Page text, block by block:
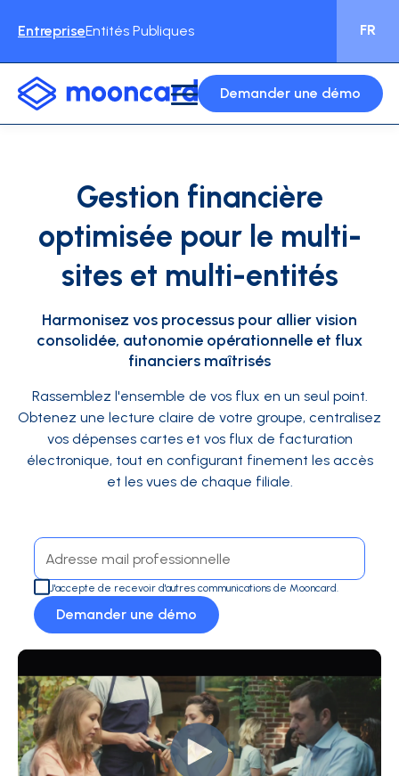
EntrepriseEntités Publiques FR
Demander une démo
Gestion financière
optimisée pour le multi-
sites et multi-entités
Harmonisez vos processus pour allier vision
consolidée, autonomie opérationnelle et flux
financiers maîtrisés
Rassemblez l'ensemble de vos flux en un seul point.
Obtenez une lecture claire de votre groupe, centralisez
vos dépenses cartes et vos flux de facturation
électronique, tout en configurant finement les accès
et les vues de chaque filiale.
J'accepte de recevoir d'autres communications de Mooncard.
Demander une démo